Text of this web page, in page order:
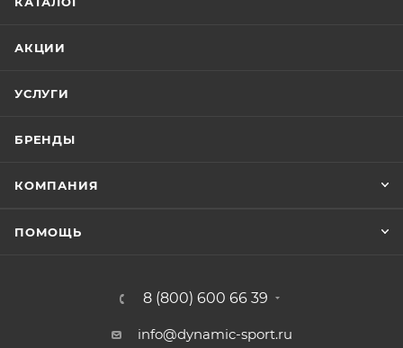
АКЦИИ
УСЛУГИ
БРЕНДЫ
КОМПАНИЯ
ПОМОЩЬ
8 (800) 600 66 39
info@dynamic-sport.ru